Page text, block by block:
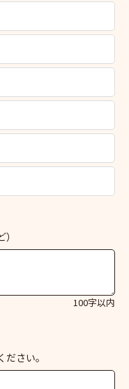
100字以内
さい。